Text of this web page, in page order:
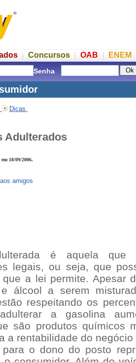
Concursos OAB ENEM
Senha
Dicas
Adulterados
18/09/2006.
amigos
é aquela
legais, ou seja, que
a lei permite. Apesar
álcool a serem
respeitando os
a gasolina
são produtos químicos
a rentabilidade do
o dono do posto